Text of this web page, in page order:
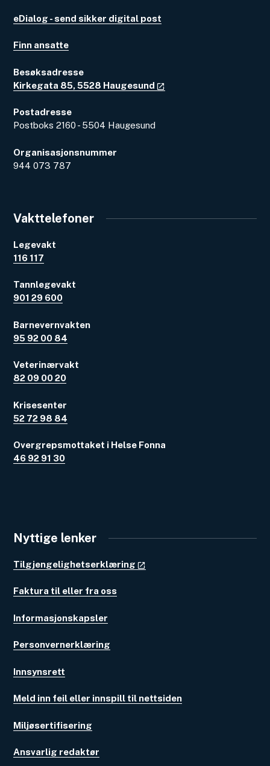
eDialog - send sikker digital post
Finn ansatte
Besøksadresse
Kirkegata 85, 5528 Haugesund
Postadresse
Postboks 2160 - 5504 Haugesund
Organisasjonsnummer
944 073 787
Vakttelefoner
Legevakt
116 117
Tannlegevakt
901 29 600
Barnevernvakten
95 92 00 84
Veterinærvakt
82 09 00 20
Krisesenter
52 72 98 84
Overgrepsmottaket i Helse Fonna
46 92 91 30
Nyttige lenker
Tilgjengelighetserklæring
Faktura til eller fra oss
Informasjonskapsler
Personvernerklæring
Innsynsrett
Meld inn feil eller innspill til nettsiden
Miljøsertifisering
Ansvarlig redaktør